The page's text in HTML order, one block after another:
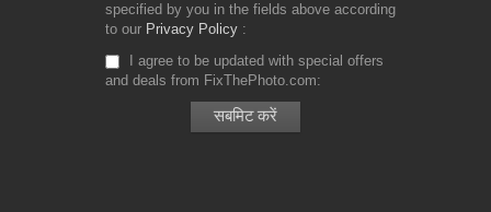
specified by you in the fields above according
to our Privacy Policy
I agree to be updated with special offers
and deals from FixThePhoto.com